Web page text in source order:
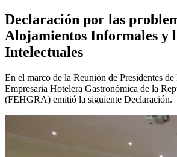
Declaración por las
Alojamientos Informales y
Intelectuales
En el marco de la Reunión de Presidentes
Empresaria Hotelera Gastronómica de la
(FEHGRA) emitió la siguiente Declaración.